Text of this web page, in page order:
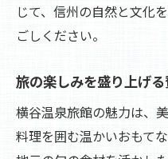
じて、信州の自然と文化
ごしください。
旅の楽しみを盛り上げ
横谷温泉旅館の魅力は、
料理を囲む温かいおもて